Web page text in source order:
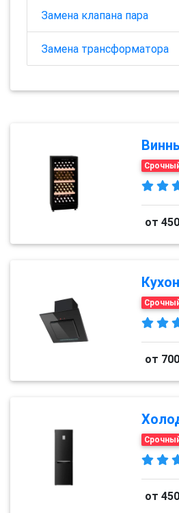
Замена клапана пара
Замена трансформатора
от
от
от